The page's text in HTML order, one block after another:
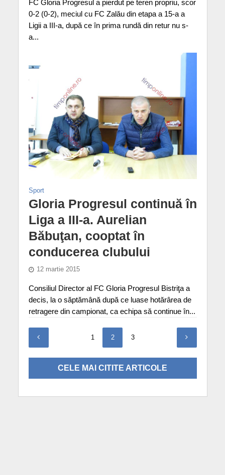
FC Gloria Progresul a pierdut pe teren propriu, scor
0-2 (0-2), meciul cu FC Zalău din etapa a 15-a a
Ligii a III-a, după ce în prima rundă din retur nu s-
a...
Sport
Gloria Progresul continuă în
Liga a III-a. Aurelian
Băbuţan, cooptat în
conducerea clubului
12 martie 2015
Consiliul Director al FC Gloria Progresul Bistriţa a
decis, la o săptămână după ce luase hotărârea de
retragere din campionat, ca echipa să continue în...
1 2 3
CELE MAI CITITE ARTICOLE